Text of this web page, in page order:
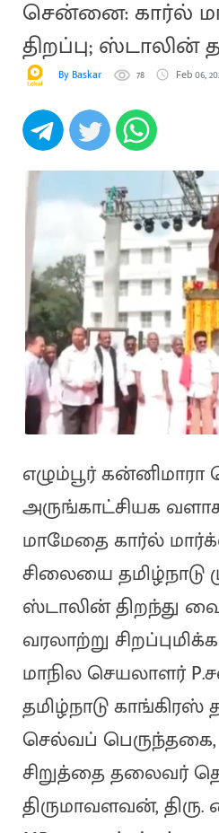
சென்னை: கார்ல்
திறப்பு;
மாபெரும் விழா
By Baskar 78 Feb 06,
எழும்பூர்
அருங்காட்சியக
மாமேதை கார்ல்
சிலையை தமிழ்நாடு
ஸ்டாலின் திறந்து
வரலாற்று
மாநில செயலாளர்
தமிழ்நாடு காங்கிரஸ்
செல்வப் பெருந்தகை,
சிறுத்தை தலைவர்
திருமாவளவன், திரு.